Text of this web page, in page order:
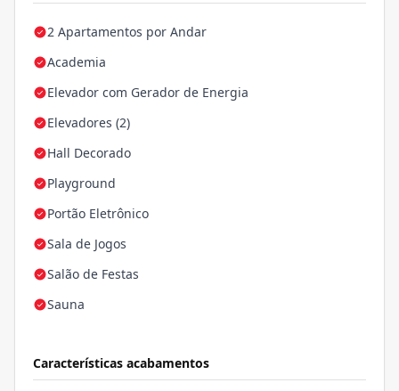
2 Apartamentos por Andar
Academia
Elevador com Gerador de Energia
Elevadores (2)
Hall Decorado
Playground
Portão Eletrônico
Sala de Jogos
Salão de Festas
Sauna
Características acabamentos